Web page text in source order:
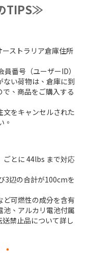
TIPS≫
ーストラリア倉庫住所
番号（ユーザーID）
ない荷物は、倉庫に到
、商品をご購入する
文をキャンセルされた
。
ごとに 44lbs まで対応
3辺の合計が100cmを
ど可燃性の成分を含有
、アルカリ電池付属
禁止品について詳し